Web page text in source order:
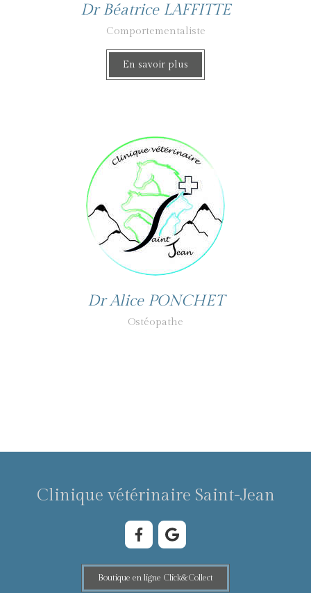
Dr Béatrice LAFFITTE
Comportementaliste
En savoir plus
Dr Alice PONCHET
Ostéopathe
Clinique vétérinaire Saint-Jean
Boutique en ligne Click&Collect